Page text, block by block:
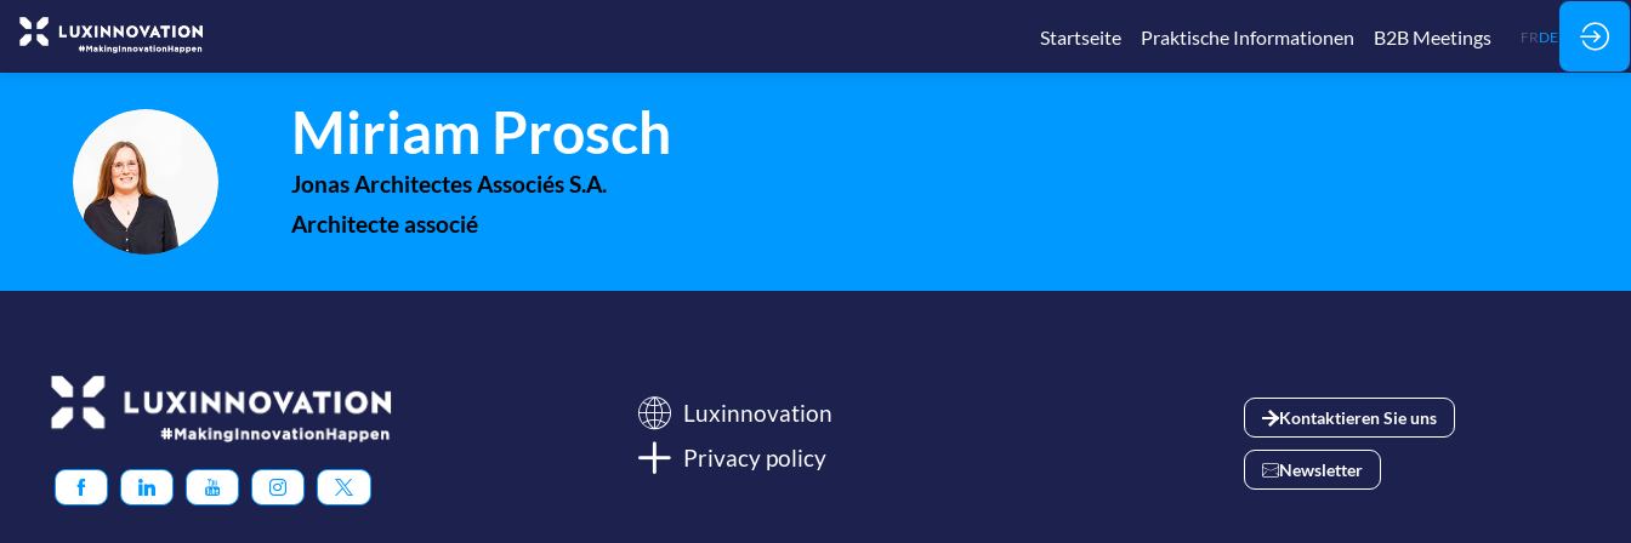
Startseite Praktische Informationen B2B Meetings FRDE
MP
Miriam Prosch
Jonas Architectes Associés S.A.
Architecte associé
Luxinnovation
Privacy policy
Kontaktieren Sie uns
Newsletter